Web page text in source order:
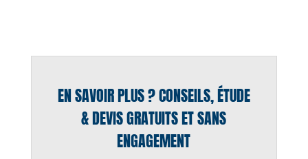
EN SAVOIR PLUS ? CONSEILS, ÉTUDE
& DEVIS GRATUITS ET SANS
ENGAGEMENT